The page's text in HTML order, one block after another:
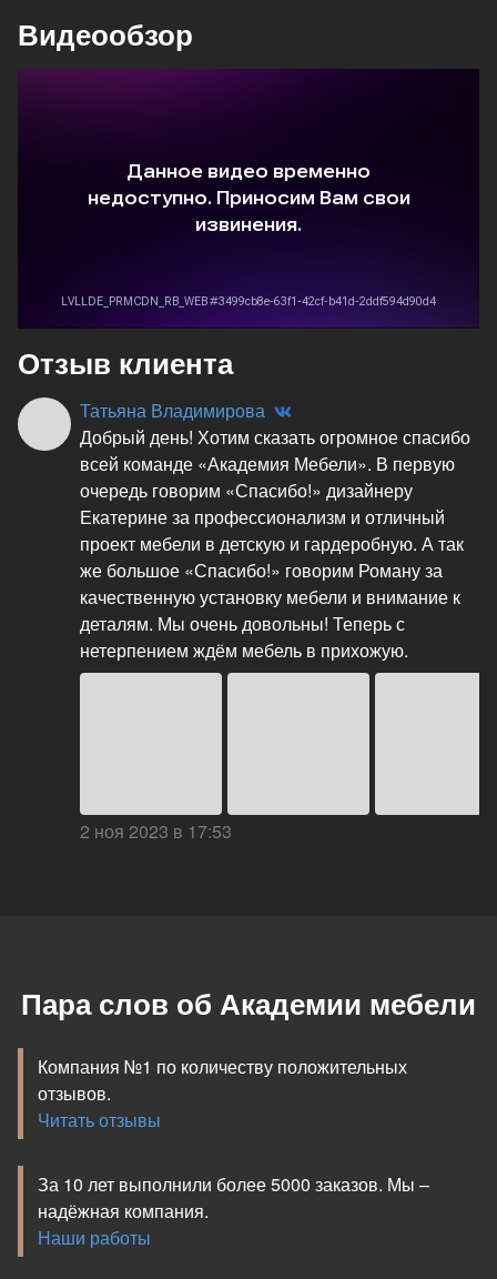
Видеообзор
Отзыв клиента
Татьяна Владимирова
2 ноя 2023 в 17:53
Добрый день! Хотим сказать огромное спасибо
всей команде «Академия Мебели». В первую
очередь говорим «Спасибо!» дизайнеру
Екатерине за профессионализм и отличный
проект мебели в детскую и гардеробную. А так
же большое «Спасибо!» говорим Роману за
качественную установку мебели и внимание к
деталям. Мы очень довольны! Теперь с
нетерпением ждём мебель в прихожую.
Пара слов об Академии мебели
Компания №1 по количеству положительных
отзывов.
Читать отзывы
За 10 лет выполнили более 5000 заказов. Мы –
надёжная компания.
Наши работы